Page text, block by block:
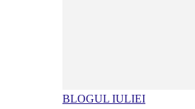
BLOGUL IULIEI